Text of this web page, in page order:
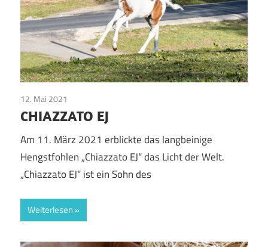
12. Mai 2021
CHIAZZATO EJ
Am 11. März 2021 erblickte das langbeinige
Hengstfohlen „Chiazzato EJ“ das Licht der Welt.
„Chiazzato EJ“ ist ein Sohn des
Weiterlesen